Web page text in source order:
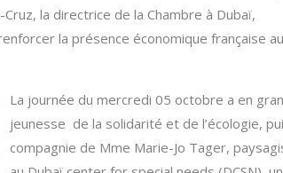
la directrice de la Chambre à Dubaï,
la présence économique française
La journée du mercredi 05 octobre a en
jeunesse de la solidarité et de l’écologie,
compagnie de Mme Marie-Jo Tager,